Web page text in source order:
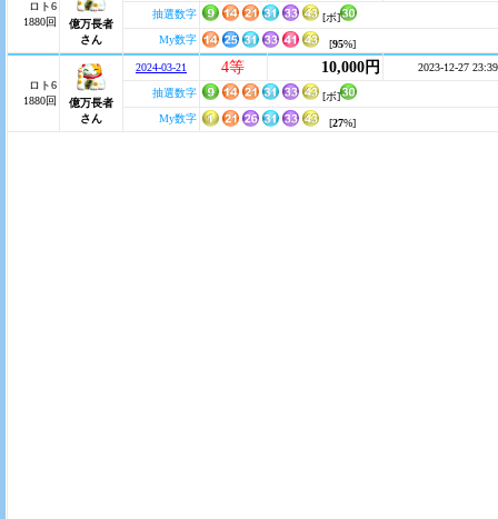
ロト6
1880回
億万長者
さん
抽選数字
[ボ]
My数字
[95%]
ロト6
1880回
億万長者
さん
2024-03-21 4等 10,000円 2023-12-27 23:39
抽選数字
[ボ]
My数字
[27%]